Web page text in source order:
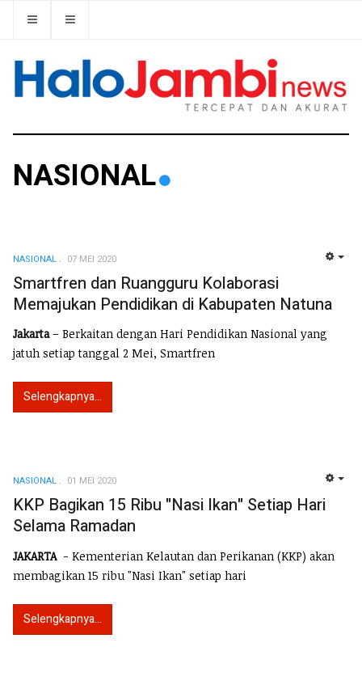
NASIONAL
NASIONAL 07 MEI 2020
Smartfren dan Ruangguru Kolaborasi
Memajukan Pendidikan di Kabupaten Natuna
Jakarta– Berkaitan dengan Hari Pendidikan Nasional yang
jatuh setiap tanggal 2 Mei, Smartfren
Selengkapnya...
NASIONAL 01 MEI 2020
KKP Bagikan 15 Ribu "Nasi Ikan" Setiap Hari
Selama Ramadan
JAKARTA- Kementerian Kelautan dan Perikanan (KKP) akan
membagikan 15 ribu "Nasi Ikan" setiap hari
Selengkapnya...